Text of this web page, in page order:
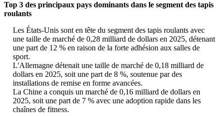
Top 3 des principaux pays dominants dans le segment des tapis
roulants
Les États-Unis sont en tête du segment des tapis roulants avec
une taille de marché de 0,28 milliard de dollars en 2025, détenant
une part de 12 % en raison de la forte adhésion aux salles de
sport.
L'Allemagne détenait une taille de marché de 0,18 milliard de
dollars en 2025, soit une part de 8 %, soutenue par des
installations de remise en forme avancées.
La Chine a conquis un marché de 0,16 milliard de dollars en
2025, soit une part de 7 % avec une adoption rapide dans les
chaînes de fitness.